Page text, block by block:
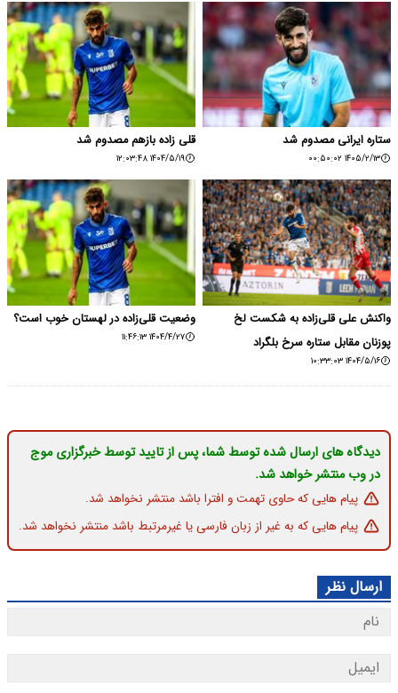
ستاره ایرانی مصدوم شد
۱۴۰۵/۲/۱۳ ۰۰:۵۰:۰۲
قلی زاده بازهم مصدوم شد
۱۴۰۴/۵/۱۹ ۱۲:۰۳:۴۸
واکنش علی قلی‌زاده به شکست لخ
پوزنان مقابل ستاره سرخ بلگراد
۱۴۰۴/۵/۱۶ ۱۰:۳۳:۰۳
وضعیت قلی‌زاده در لهستان خوب است؟
۱۴۰۴/۴/۲۷ ۱۱:۴۶:۱۳
دیدگاه های ارسال شده توسط شما، پس از تایید توسط خبرگزاری موج
در وب منتشر خواهد شد.
پیام هایی که حاوی تهمت و افترا باشد منتشر نخواهد شد.
پیام هایی که به غیر از زبان فارسی یا غیرمرتبط باشد منتشر نخواهد شد.
ارسال نظر